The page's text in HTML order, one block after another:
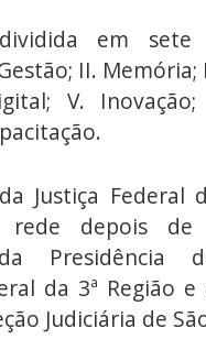
em sete
II. Memória;
V.
Justiça Federal
rede depois
Presidência
da 3ª Região
Judiciária de